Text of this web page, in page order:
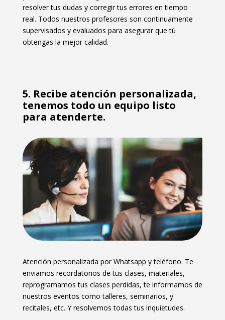
resolver tus dudas y corregir tus errores en tiempo
real. Todos nuestros profesores son continuamente
supervisados y evaluados para asegurar que tú
obtengas la mejor calidad.
5. Recibe atención personalizada,
tenemos todo un equipo listo
para atenderte.
Atención personalizada por Whatsapp y teléfono. Te
enviamos recordatorios de tus clases, materiales,
reprogramamos tus clases perdidas, te informamos de
nuestros eventos como talleres, seminarios, y
recitales, etc. Y resolvemos todas tus inquietudes.